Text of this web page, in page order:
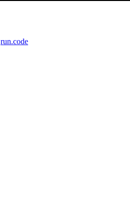
run.code